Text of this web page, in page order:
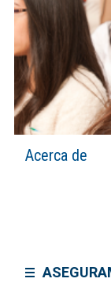
Acerca de